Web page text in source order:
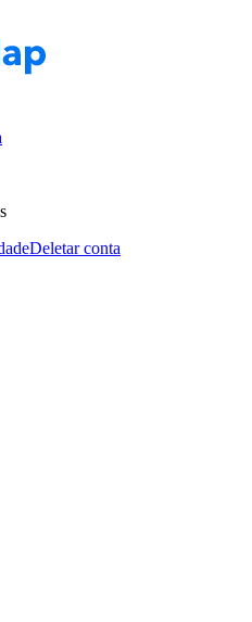
Deletar conta